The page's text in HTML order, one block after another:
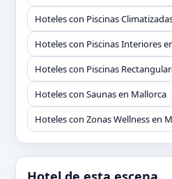
Hoteles con Piscinas
Hoteles con Piscinas Interiores
Hoteles con Piscinas
Hoteles con Saunas en Mallorca
Hoteles con Zonas Wellness en